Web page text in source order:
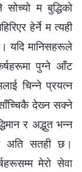
म बुद्धिको
हेर्ने म त्यही
यदि मानिसहरूले
पुग्ने आँट
चिन्ने प्रयत्न
देख्‍न सक्‍ने
र अद्भुत भन्न
अति सतही छ।
मेरो सेवा